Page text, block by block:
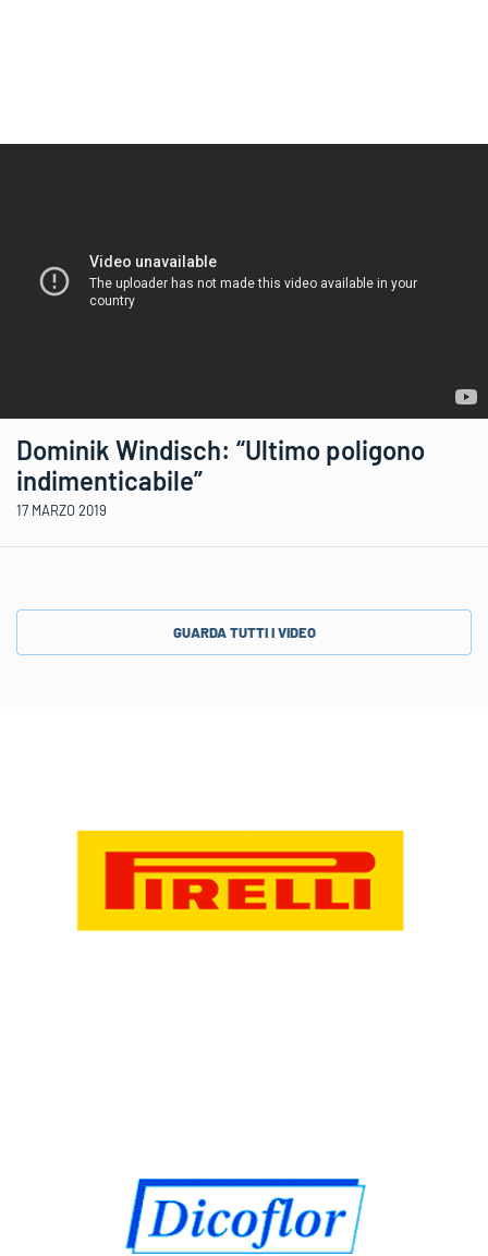
Dominik Windisch: “Ultimo poligono
indimenticabile”
17 MARZO 2019
GUARDA TUTTI I VIDEO